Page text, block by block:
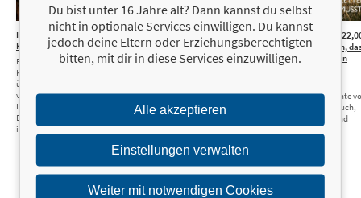
22,00 €
Inside
KSK
Ein Ex-
Kommandosoldat
über das
verborgene
Innenleben der
Eliteeinheit und
ihre Skandale
24,99 €
Die große
Sauerei
Wie Agrarlobby und
betrügen – und was
das für unsere
Ernährung …
22,00 €
Schützenhilfe
Für die Ukraine im
der Front
Das
Mädchen,
ich retten
Geschichte
Missbrauch,
Sucht und
Heilung
Du bist unter 16 Jahre alt? Dann kannst du selbst
nicht in optionale Services einwilligen. Du kannst
jedoch deine Eltern oder Erziehungsberechtigten
bitten, mit dir in diese Services einzuwilligen.
Alle akzeptieren
Einstellungen verwalten
Weiter mit notwendigen Cookies